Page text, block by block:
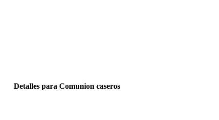
Detalles para Comunion caseros